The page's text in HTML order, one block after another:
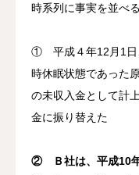
時系列に事実を並べ
① 平成４年12月1日
時休眠状態であった
の未収入金として計
金に振り替えた
② Ｂ社は、平成10年